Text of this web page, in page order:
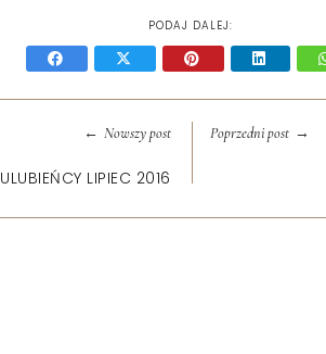
PODAJ DALEJ:
← Nowszy post
ULUBIEŃCY LIPIEC 2016
Poprzedni post →